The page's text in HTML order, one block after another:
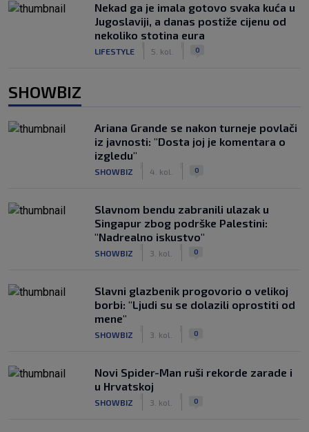
Nekad ga je imala gotovo svaka kuća u
Jugoslaviji, a danas postiže cijenu od
nekoliko stotina eura
LIFESTYLE 5. kol. 0
SHOWBIZ
Ariana Grande se nakon turneje povlači
iz javnosti: "Dosta joj je komentara o
izgledu"
SHOWBIZ 4. kol. 0
Slavnom bendu zabranili ulazak u
Singapur zbog podrške Palestini:
"Nadrealno iskustvo"
SHOWBIZ 3. kol. 0
Slavni glazbenik progovorio o velikoj
borbi: "Ljudi su se dolazili oprostiti od
mene"
SHOWBIZ 3. kol. 0
Novi Spider-Man ruši rekorde zarade i
u Hrvatskoj
SHOWBIZ 3. kol. 0